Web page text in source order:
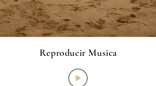
Reproducir Musica